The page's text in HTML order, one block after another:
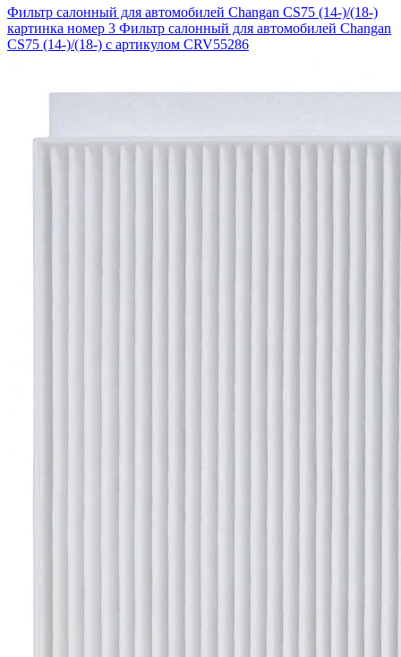
Фильтр салонный для автомобилей Changan CS75 (14-)/(18-)
картинка номер 3 Фильтр салонный для автомобилей Changan
CS75 (14-)/(18-) с артикулом CRV55286